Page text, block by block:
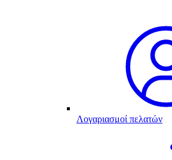
Λογαριασμοί πελατών